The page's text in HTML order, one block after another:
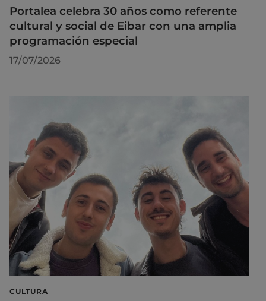
Portalea celebra 30 años como referente
cultural y social de Eibar con una amplia
programación especial
17/07/2026
CULTURA